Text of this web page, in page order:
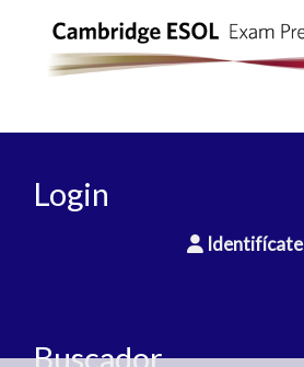
Login
Identifícate
Buscador